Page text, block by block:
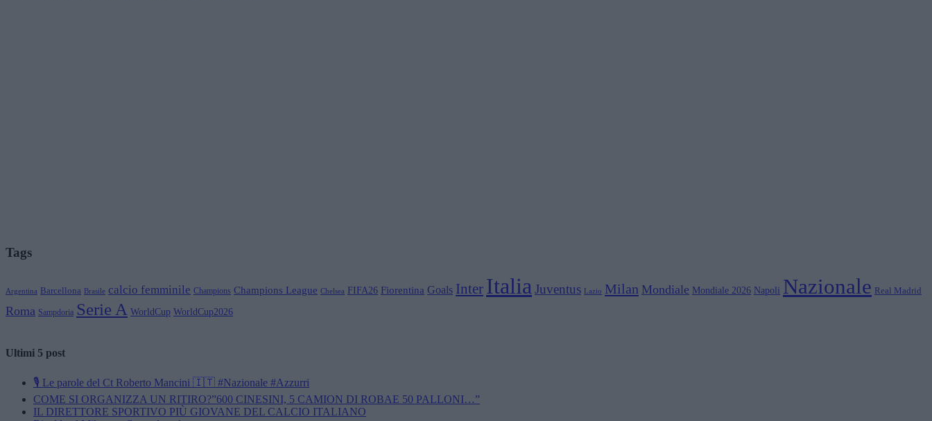
Tags
Argentina Barcellona Brasile calcio femminile Champions Champions League Chelsea FIFA26 Fiorentina Goals Inter Italia Juventus Lazio Milan Mondiale Mondiale 2026 Napoli Nazionale Real Madrid
Roma Sampdoria Serie A WorldCup WorldCup2026
Ultimi 5 post
🎙️ Le parole del Ct Roberto Mancini 🇮🇹 #Nazionale #Azzurri
COME SI ORGANIZZA UN RITIRO?”600 CINESINI, 5 CAMION DI ROBAE 50 PALLONI…”
IL DIRETTORE SPORTIVO PIÙ GIOVANE DEL CALCIO ITALIANO